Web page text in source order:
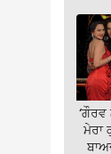
‘ਗੌਰਵ
ਮੇਰਾ